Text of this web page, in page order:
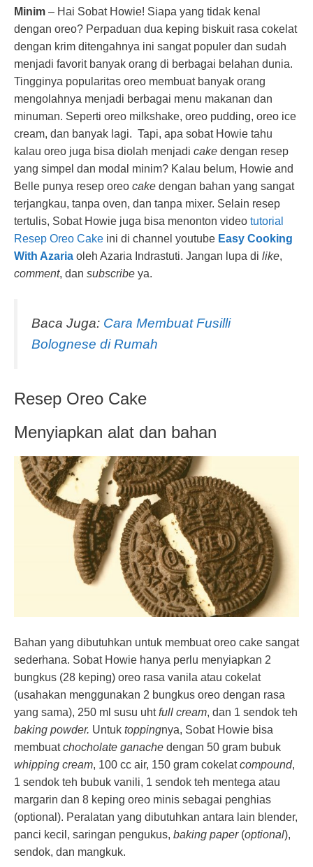
Minim – Hai Sobat Howie! Siapa yang tidak kenal
dengan oreo? Perpaduan dua keping biskuit rasa cokelat
dengan krim ditengahnya ini sangat populer dan sudah
menjadi favorit banyak orang di berbagai belahan dunia.
Tingginya popularitas oreo membuat banyak orang
mengolahnya menjadi berbagai menu makanan dan
minuman. Seperti oreo milkshake, oreo pudding, oreo ice
cream, dan banyak lagi. Tapi, apa sobat Howie tahu
kalau oreo juga bisa diolah menjadi cake dengan resep
yang simpel dan modal minim? Kalau belum, Howie and
Belle punya resep oreo cake dengan bahan yang sangat
terjangkau, tanpa oven, dan tanpa mixer. Selain resep
tertulis, Sobat Howie juga bisa menonton video tutorial
Resep Oreo Cake ini di channel youtube Easy Cooking
With Azaria oleh Azaria Indrastuti. Jangan lupa di like,
comment, dan subscribe ya.
Baca Juga: Cara Membuat Fusilli
Bolognese di Rumah
Resep Oreo Cake
Menyiapkan alat dan bahan
Bahan yang dibutuhkan untuk membuat oreo cake sangat
sederhana. Sobat Howie hanya perlu menyiapkan 2
bungkus (28 keping) oreo rasa vanila atau cokelat
(usahakan menggunakan 2 bungkus oreo dengan rasa
yang sama), 250 ml susu uhtfull cream, dan 1 sendok teh
baking powder. Untuk toppingnya, Sobat Howie bisa
membuatchocholate ganache dengan 50 gram bubuk
whipping cream, 100 cc air, 150 gram cokelatcompound,
1 sendok teh bubuk vanili, 1 sendok teh mentega atau
margarin dan 8 keping oreo minis sebagai penghias
(optional). Peralatan yang dibutuhkan antara lain blender,
panci kecil, saringan pengukus, baking paper(optional),
sendok, dan mangkuk.